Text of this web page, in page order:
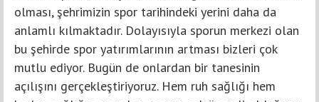
olması, şehrimizin spor tarihindeki yerini daha da
anlamlı kılmaktadır. Dolayısıyla sporun merkezi olan
bu şehirde spor yatırımlarının artması bizleri çok
mutlu ediyor. Bugün de onlardan bir tanesinin
açılışını gerçekleştiriyoruz. Hem ruh sağlığı hem